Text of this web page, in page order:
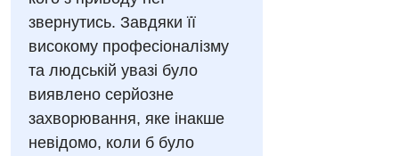
Відгуки
Відео
Рентгенографія
УЗД
Для дорослих
Акушерство і гінекологія
Декларування
Національний скринінг здоров’я 40+
Українська
звернутись. Завдяки її
високому професіоналізму
та людській увазі було
виявлено серйозне
захворювання, яке інакше
невідомо, коли б було